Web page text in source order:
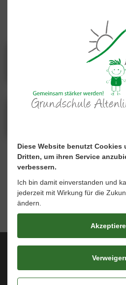
Diese Website benutzt
Dritten, um ihren Service
verbessern.
Ich bin damit einverstanden und
jederzeit mit Wirkung für die
ändern.